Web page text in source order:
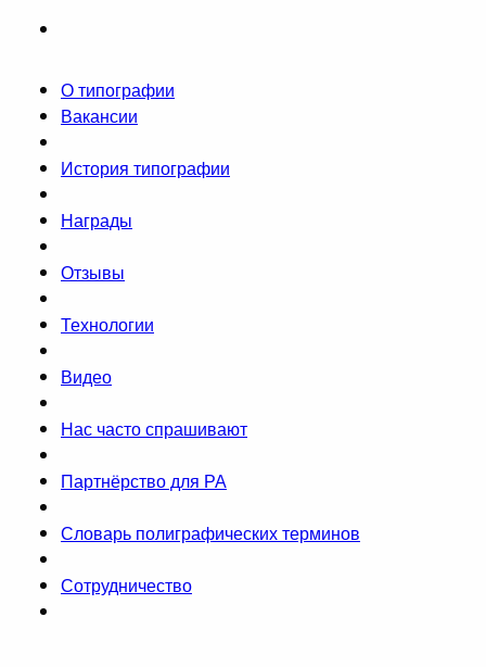
О типографии
Вакансии
История типографии
Награды
Отзывы
Технологии
Видео
Нас часто спрашивают
Партнёрство для РА
Словарь полиграфических терминов
Сотрудничество